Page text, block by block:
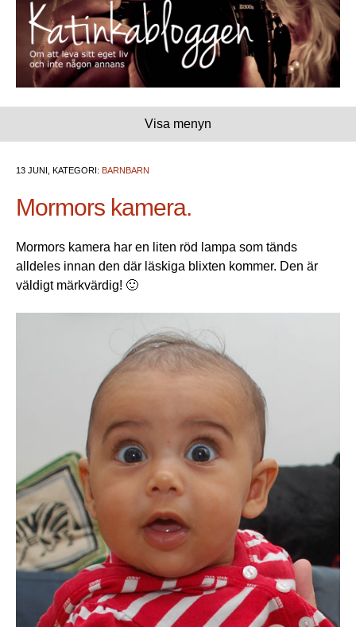
Visa menyn
13 JUNI, KATEGORI: BARNBARN
Mormors kamera.
Mormors kamera har en liten röd lampa som tänds
alldeles innan den där läskiga blixten kommer. Den är
väldigt märkvärdig! 🙂